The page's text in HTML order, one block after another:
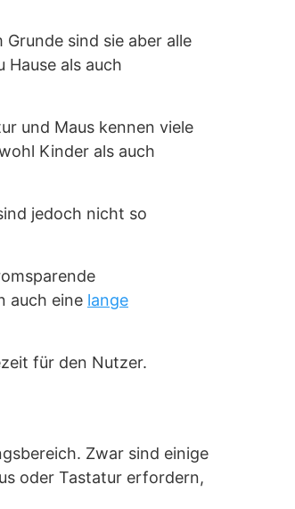
sind sie aber alle
als auch
und Maus kennen viele
Kinder als auch
jedoch nicht so
auch eine lange
für den Nutzer.
Zwar sind einige
oder Tastatur erfordern,